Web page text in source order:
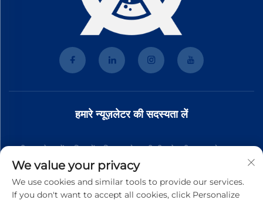
हमारे न्यूज़लेटर की सदस्यता लें
हमारी न्यूज़लेटर में शामिल हों ताकि आपको हमारी टीम से नवीनतम उद्योग समाचार,
अपडेट और अंतर्दृष्टि प्राप्त हो।
We value your privacy
We use cookies and similar tools to provide our services.
If you don't want to accept all cookies, click Personalize